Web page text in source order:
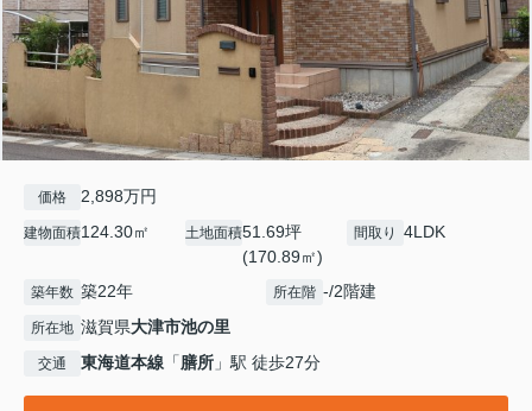
価格 2,898万円
建物面積124.30㎡ 土地面積51.69坪
(170.89㎡)
間取り 4LDK
築年数 築22年 所在階 -/2階建
所在地 滋賀県大津市池の里
交通 東海道本線 「膳所 」駅 徒歩27分